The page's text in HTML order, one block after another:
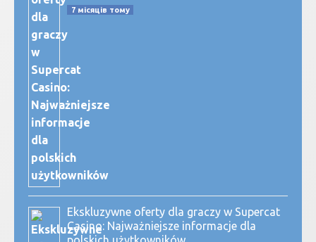
7 місяців тому
Ekskluzywne oferty dla graczy w Supercat
Casino: Najważniejsze informacje dla